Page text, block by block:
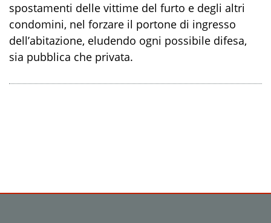
spostamenti delle vittime del furto e degli altri
condomini, nel forzare il portone di ingresso
dell’abitazione, eludendo ogni possibile difesa,
sia pubblica che privata.